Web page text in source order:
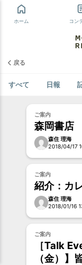
ホーム コン
戻る
すべて 日報
ご案内
森岡書店
森住 理海
2018/04/17
ご案内
紹介：カ
森住 理海
2018/01/16
ご案内
［Talk
（金）】